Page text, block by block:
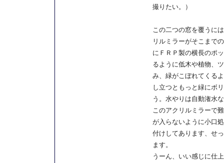
撮りたい。）
この二つの窓を覆うに
リルミラーがそこまで
にＦＲＰ製の横長のポ
るように低木や植物、
み、緑がこぼれてくる
し立つともっと緑にボ
う。水やりは自動潅水
このアクリルミラーで
が入らないように小口
付けしてあります、せ
ます。
うーん、いい感じに仕